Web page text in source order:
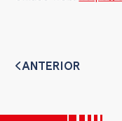
ANTERIOR